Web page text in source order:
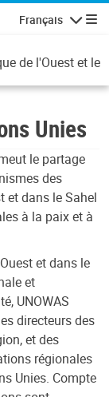
Français
de l'Ouest et le
Unies
le partage
des
et dans le Sahel
à la paix et à
et dans le
et
UNOWAS
directeurs des
et des
régionales
Unies. Compte